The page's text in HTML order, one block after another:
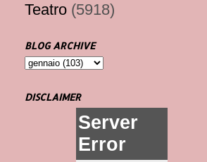
Teatro (5918)
BLOG ARCHIVE
DISCLAIMER